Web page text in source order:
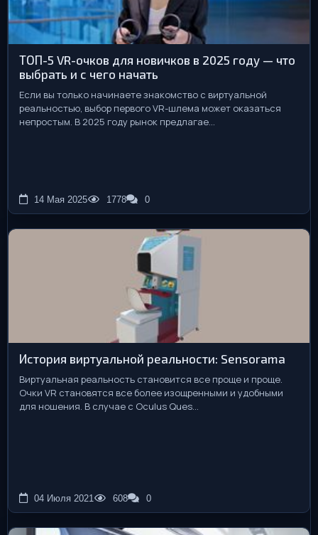
ТОП-5 VR-очков для новичков в 2025 году — что
выбрать и с чего начать
Если вы только начинаете знакомство с виртуальной
реальностью, выбор первого VR-шлема может оказаться
непростым. В 2025 году рынок предлагае...
14 Мая 2025 1778 0
История виртуальной реальности: Sensorama
Виртуальная реальность становится все проще и проще.
Очки VR становятся все более изощренными и удобными
для ношения. В случае с Oculus Ques...
04 Июля 2021 608 0